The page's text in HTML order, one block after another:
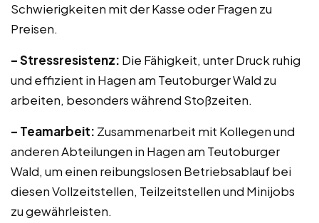
Schwierigkeiten mit der Kasse oder Fragen zu
Preisen.
– Stressresistenz: Die Fähigkeit, unter Druck ruhig
und effizient in Hagen am Teutoburger Wald zu
arbeiten, besonders während Stoßzeiten.
– Teamarbeit: Zusammenarbeit mit Kollegen und
anderen Abteilungen in Hagen am Teutoburger
Wald, um einen reibungslosen Betriebsablauf bei
diesen Vollzeitstellen, Teilzeitstellen und Minijobs
zu gewährleisten.